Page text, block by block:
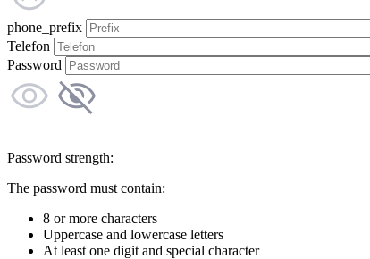
phone_prefix
Telefon
Password
Password strength:
The password must contain:
8 or more characters
Uppercase and lowercase letters
At least one digit and special character